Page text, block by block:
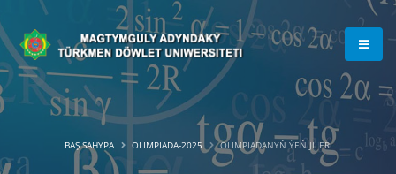
BAŞ SAHYPA OLIMPIADA-2025 OLIMPIADANYŇ ÝEŇIJILERI